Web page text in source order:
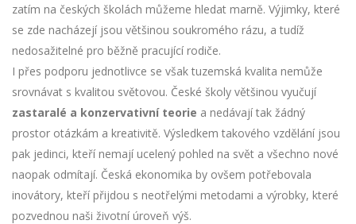
zatím na českých školách můžeme hledat marně. Výjimky, které
se zde nacházejí jsou většinou soukromého rázu, a tudíž
nedosažitelné pro běžně pracující rodiče.
I přes podporu jednotlivce se však tuzemská kvalita nemůže
srovnávat s kvalitou světovou. České školy většinou vyučují
zastaralé a konzervativní teorie a nedávají tak žádný
prostor otázkám a kreativitě. Výsledkem takového vzdělání jsou
pak jedinci, kteří nemají ucelený pohled na svět a všechno nové
naopak odmítají. Česká ekonomika by ovšem potřebovala
inovátory, kteří přijdou s neotřelými metodami a výrobky, které
pozvednou naši životní úroveň výš.